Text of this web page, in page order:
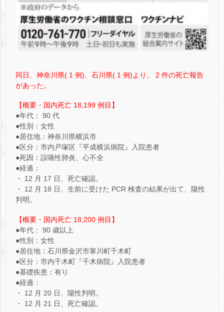
同日、神奈川県( 1 例)、石川県( 1 例)より、 2 件の死亡報告
があった。
【概要・国内死亡 18,199 例目】
●年代： 90 代
●性別：女性
●居住地：神奈川県横浜市
●区分：市内戸塚区『平成横浜病院』入院患者
●死因：誤嚥性肺炎、心不全
●経過：
・ 12 月 17 日、死亡確認。
・ 12 月 18 日、生前に受けた PCR 検査の結果が出て、陽性
判明。
【概要・国内死亡 18,200 例目】
●年代： 90 歳以上
●性別：女性
●居住地：石川県金沢市寒川町千木町
●区分：市内千木町『千木病院』入院患者
●基礎疾患：有り
●経過：
・ 12 月 20 日、陽性判明。
・ 12 月 21 日、死亡確認。